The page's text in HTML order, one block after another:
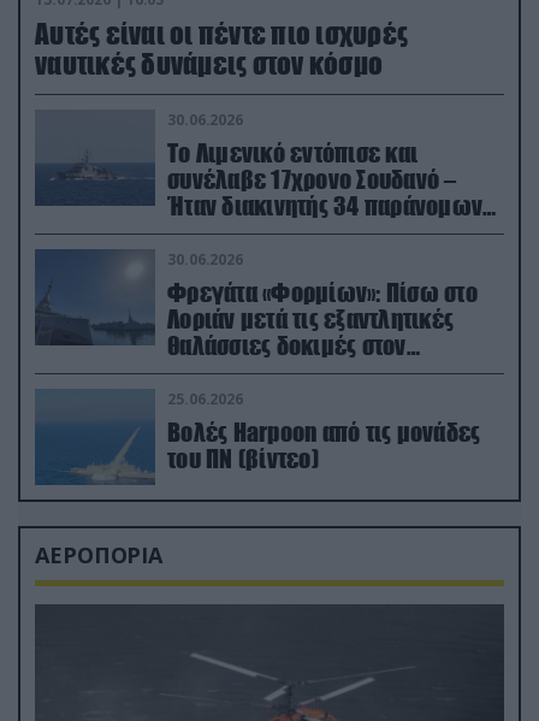
Aυτές είναι οι πέντε πιο ισχυρές
ναυτικές δυνάμεις στον κόσμο
30.06.2026
Το Λιμενικό εντόπισε και
συνέλαβε 17χρονο Σουδανό –
Ήταν διακινητής 34 παράνομων
μεταναστών
30.06.2026
Φρεγάτα «Φορμίων»: Πίσω στο
Λοριάν μετά τις εξαντλητικές
θαλάσσιες δοκιμές στον
απαιτητικό Βισκαϊκό
25.06.2026
Βολές Harpoon από τις μονάδες
του ΠΝ (βίντεο)
ΑΕΡΟΠΟΡΙΑ